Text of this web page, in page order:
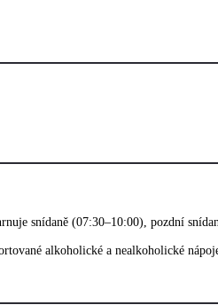
snídaně (07:30–10:00), pozdní
alkoholické a nealkoholické